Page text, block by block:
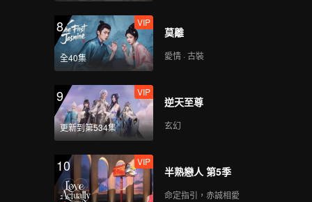
8
全40集
VIP
莫離
愛情 · 古裝
9
更新到第534集
VIP
逆天至尊
玄幻
10 VIP
半熟戀人 第5季
命定指引，赤誠相愛